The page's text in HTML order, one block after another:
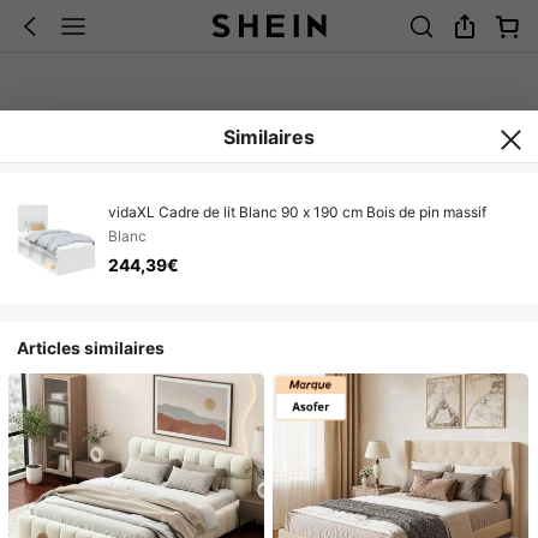
Similaires
vidaXL Cadre de lit Blanc 90 x 190 cm Bois de pin massif
Blanc
244,39€
Articles similaires